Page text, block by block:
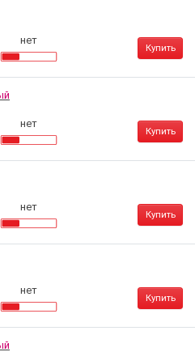
нет
Купить
нет
Купить
нет
Купить
нет
Купить